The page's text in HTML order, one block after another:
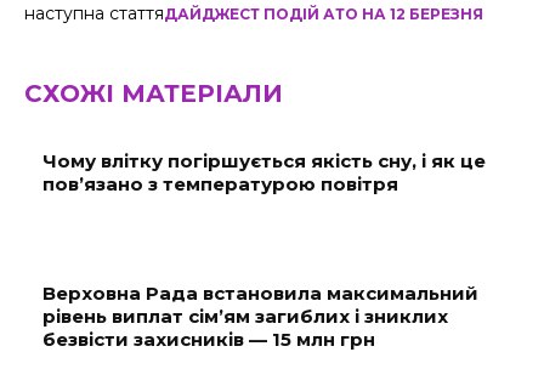
наступна статтяДАЙДЖЕСТ ПОДІЙ АТО НА 12 БЕРЕЗНЯ
СХОЖІ МАТЕРІАЛИ
Чому влітку погіршується якість сну, і як це
пов’язано з температурою повітря
Верховна Рада встановила максимальний
рівень виплат сім’ям загиблих і зниклих
безвісти захисників — 15 млн грн